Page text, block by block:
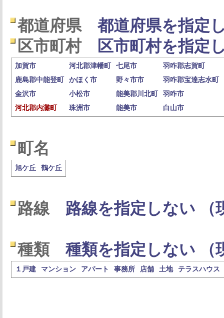
都道府県
都道府県を指定
区市町村
区市町村を指定
加賀市 河北郡津幡町 七尾市
羽咋郡志賀町
鹿島郡中能登町
かほく市 野々市市
羽咋郡宝達志水町
金沢市
小松市 能美郡川北町
羽咋市
河北郡内灘町
珠洲市 能美市 白山市
町名
旭ケ丘 鶴ケ丘
路線 路線を指定しない （
種類 種類を指定しない （
１戸建 マンション アパート 事務所 店舗 土地 テラスハウス